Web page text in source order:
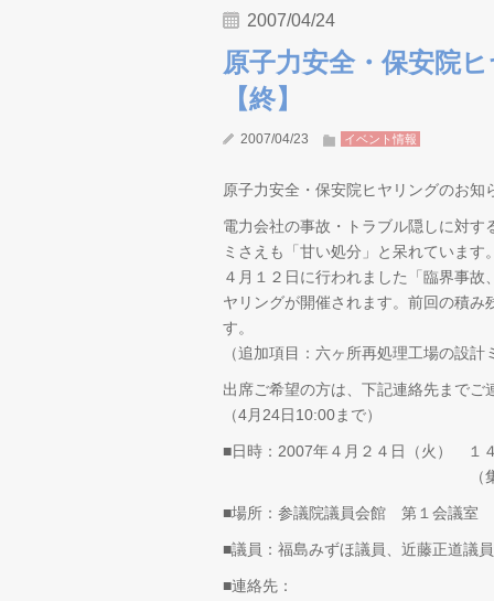
2007/04/24
原子力安全・保安院
【終】
2007/04/23 イベント情報
原子力安全・保安院ヒヤリングのお知
電力会社の事故・トラブル隠しに対
ミさえも「甘い処分」と呆れています
４月１２日に行われました「臨界事
ヤリングが開催されます。前回の積
す。
（追加項目：六ヶ所再処理工場の設計
出席ご希望の方は、下記連絡先までご
（4月24日10:00まで）
■日時：2007年４月２４日（火） １
（集合は
■場所：参議院議員会館 第１会議室
■議員：福島みずほ議員、近藤正道議員
■連絡先：